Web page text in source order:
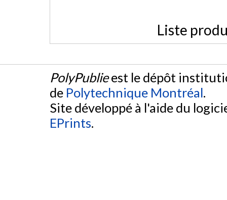
Liste
PolyPublieest le dépôt
de Polytechnique Montréal.
Site développé à l'aide du
EPrints.